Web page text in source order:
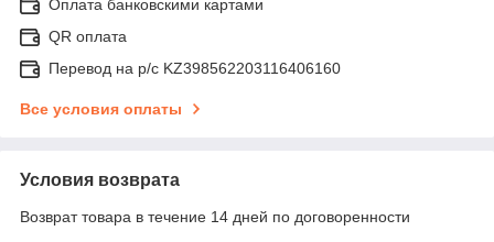
Оплата банковскими картами
QR оплата
Перевод на р/с KZ398562203116406160
Все условия оплаты
Условия возврата
Возврат товара в течение 14 дней по договоренности